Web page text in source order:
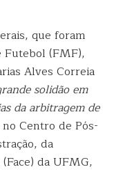
que foram
Futebol (FMF),
Alves Correia
solidão em
da arbitragem de
Centro de Pós-
da
da UFMG,